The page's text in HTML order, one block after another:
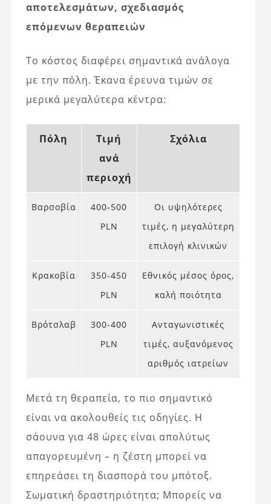
αποτελεσμάτων, σχεδιασμός
επόμενων θεραπειών
Το κόστος διαφέρει σημαντικά ανάλογα
με την πόλη. Έκανα έρευνα τιμών σε
μερικά μεγαλύτερα κέντρα:
Πόλη
Τιμή
ανά
περιοχή
Σχόλια
Βαρσοβία
400-500
PLN
Οι υψηλότερες
τιμές, η μεγαλύτερη
επιλογή κλινικών
Κρακοβία
350-450
PLN
Εθνικός μέσος όρος,
καλή ποιότητα
Βρότσλαβ
300-400
PLN
Ανταγωνιστικές
τιμές, αυξανόμενος
αριθμός ιατρείων
Μετά τη θεραπεία, το πιο σημαντικό
είναι να ακολουθείς τις οδηγίες. Η
σάουνα για 48 ώρες είναι απολύτως
απαγορευμένη – η ζέστη μπορεί να
επηρεάσει τη διασπορά του μπότοξ.
Σωματική δραστηριότητα; Μπορείς να